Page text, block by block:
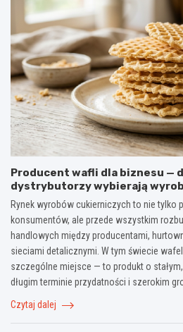
Producent wafli dla biznesu —
dystrybutorzy wybierają
Rynek wyrobów cukierniczych to nie tylko
konsumentów, ale przede wszystkim
handlowych między producentami,
sieciami detalicznymi. W tym świecie
szczególne miejsce — to produkt o
długim terminie przydatności i szerokim
Czytaj dalej